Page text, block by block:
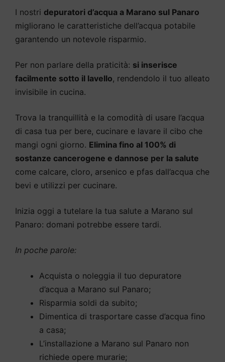
I nostri depuratori d’acqua a Marano sul Panaro
migliorano le caratteristiche dell’acqua potabile
garantendo un notevole risparmio.
Per non parlare della praticità: si inserisce
facilmente sotto il lavello, rendendolo il tuo alleato
invisibile in cucina.
Trova la tranquillità e la comodità di usare l’acqua
di casa tua per bere, cucinare e lavare il cibo che
mangi ogni giorno. Elimina fino al 100% di
sostanze cancerogene e dannose per la salute
come calcare, cloro, arsenico e pfas dall’acqua che
bevi e utilizzi per cucinare.
Inizia oggi a tutelare la tua salute a Marano sul
Panaro: domani potrebbe essere tardi.
In poche parole:
Acquista o noleggia il tuo depuratore
d’acqua a Marano sul Panaro;
Risparmia soldi da subito;
Dimentica di trasportare casse d’acqua fino
a casa;
L’installazione a Marano sul Panaro non
richiede opere murarie;